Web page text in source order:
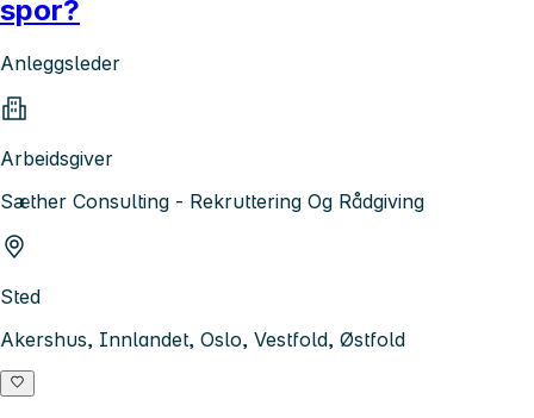
spor?
Anleggsleder
Arbeidsgiver
Sæther Consulting - Rekruttering Og Rådgiving
Sted
Akershus, Innlandet, Oslo, Vestfold, Østfold